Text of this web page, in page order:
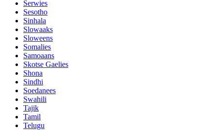
Serwies
Sesotho
Sinhala
Slowaaks
Sloweens
Somalies
Samoaans
Skotse Gaelies
Shona
Sindhi
Soedanees
Swahili
Tajik
Tamil
Telugu